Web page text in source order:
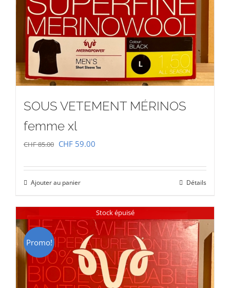
SOUS VETEMENT MÉRINOS
femme xl
CHF85.00 Le
initial
était :
CHF 85.00.
CHF 59.00
actuel
CHF 59.00.
Ajouter au panier Détails
Stock épuisé
Promo!